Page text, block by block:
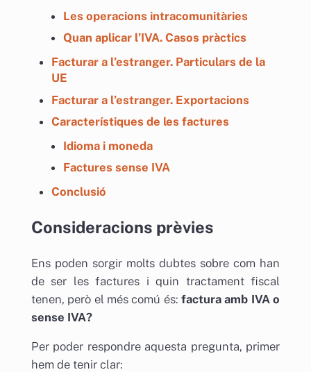
Les operacions intracomunitàries
Quan aplicar l’IVA. Casos pràctics
Facturar a l’estranger. Particulars de la
UE
Facturar a l’estranger. Exportacions
Característiques de les factures
Idioma i moneda
Factures sense IVA
Conclusió
Consideracions prèvies
Ens poden sorgir molts dubtes sobre com han
de ser les factures i quin tractament fiscal
tenen, però el més comú és:factura amb IVA o
sense IVA?
Per poder respondre aquesta pregunta, primer
hem de tenir clar: